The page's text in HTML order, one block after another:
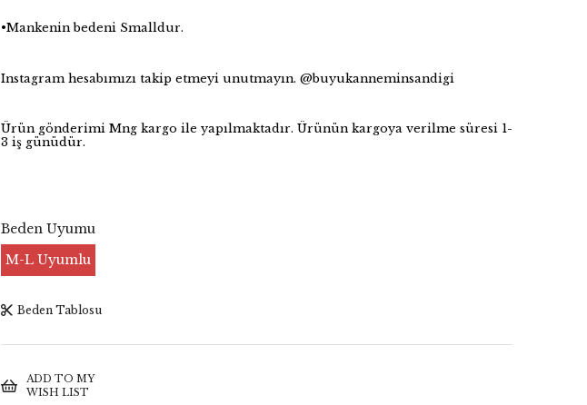
•Mankenin bedeni Smalldur.
Instagram hesabımızı takip etmeyi unutmayın. @buyukanneminsandigi
Ürün gönderimi Mng kargo ile yapılmaktadır. Ürünün kargoya verilme süresi 1-
3 iş günüdür.
Beden Uyumu
M-L Uyumlu
Beden Tablosu
ADD TO MY
WISH LIST